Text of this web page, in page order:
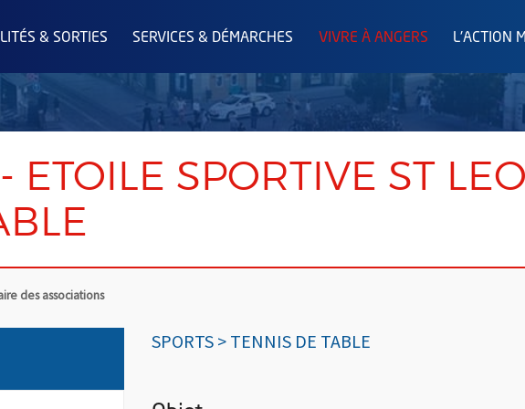
& SORTIES SERVICES & DÉMARCHES VIVRE À ANGERS L'ACTION
ETOILE SPORTIVE ST
des associations
SPORTS > TENNIS DE TABLE